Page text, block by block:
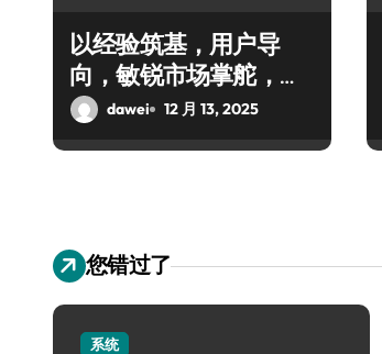
以经验筑基，用户导
向，敏锐市场掌舵，共
启创业新程
dawei 12 月 13, 2025
您错过了
系统